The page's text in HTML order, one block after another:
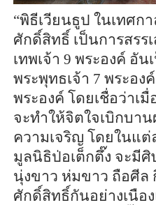
“พิธีเวียนธูป ในเทศก
ศักดิ์สิทธิ์ เป็นการสรร
เทพเจ้า 9 พระองค์ อั
พระพุทธเจ้า 7 พระอง
พระองค์ โดยเชื่อว่าเ
จะทำให้จิตใจเบิกบา
ความเจริญ โดยในแต่
มูลนิธิป่อเต็กตึ๊ง จะมี
นุ่งขาว ห่มขาว ถือศีล
ศักดิ์สิทธิ์กันอย่างเนื